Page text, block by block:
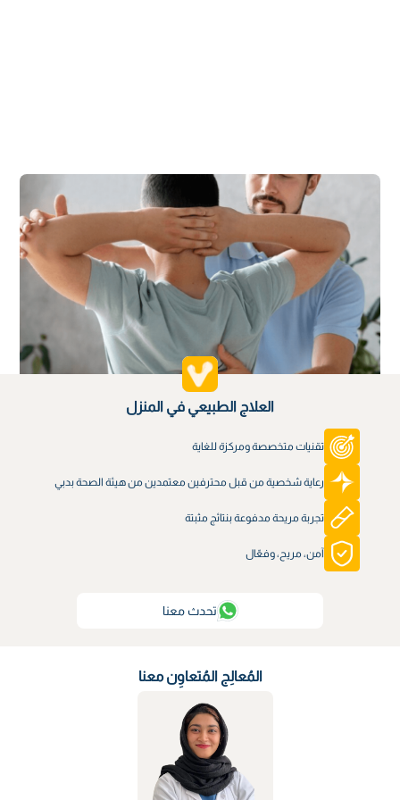
العلاج الطبيعي في المنزل
تقنيات متخصصة ومركزة للغاية
رعاية شخصية من قبل محترفين معتمدين من هيئة الصحة بدبي
تجربة مريحة مدفوعة بنتائج مثبتة
آمن، مريح، وفعّال
تحدث معنا
المُعالِج المُتعاوِن معنا